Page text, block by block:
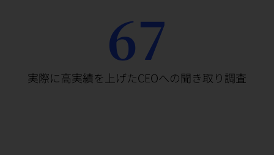
67
実際に高実績を上げたCEOへの聞き取り調査